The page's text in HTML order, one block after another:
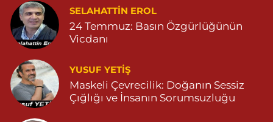
Yeni Eczanesi
YENİ MAHALLE 3086 SOKAK NO:2 4 04825413156
0 (482) 541 31 56 Yol Tarifi Al
İlknur Eczanesi
GÜL MAH. VATAN CAD. NO:2A 04825911091
0 (482) 591 10 91
SELAHATTIN EROL
24 Temmuz: Basın Özgürlüğünün
Vicdanı
YUSUF YETİŞ
Maskeli Çevrecilik: Doğanın Sessiz
Çığlığı ve İnsanın Sorumsuzluğu